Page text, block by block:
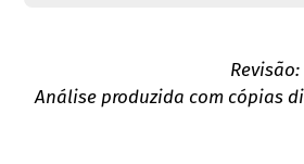
Análise produzida com cópias